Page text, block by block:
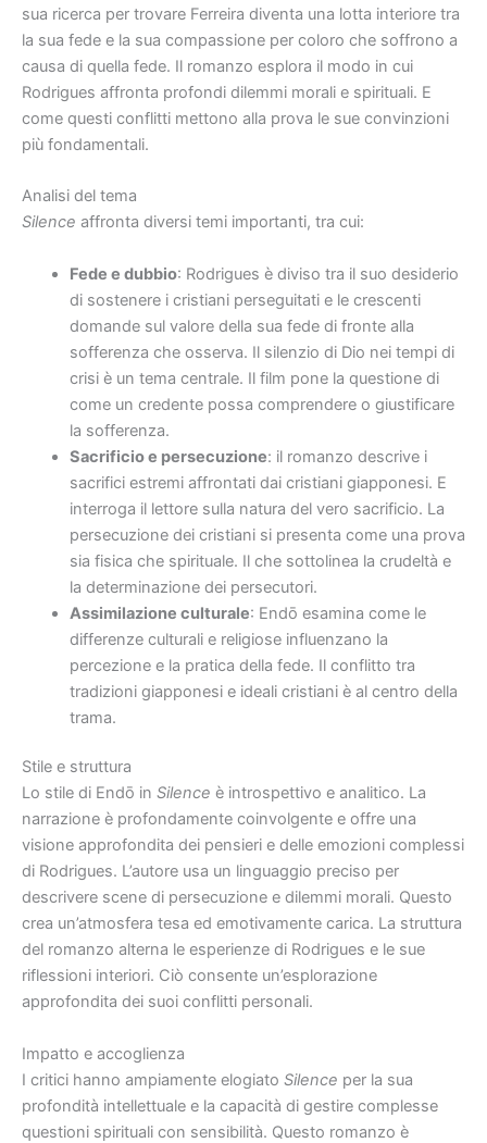
sua ricerca per trovare Ferreira diventa una lotta interiore tra
la sua fede e la sua compassione per coloro che soffrono a
causa di quella fede. Il romanzo esplora il modo in cui
Rodrigues affronta profondi dilemmi morali e spirituali. E
come questi conflitti mettono alla prova le sue convinzioni
più fondamentali.
Analisi del tema
Silence affronta diversi temi importanti, tra cui:
Fede e dubbio: Rodrigues è diviso tra il suo desiderio
di sostenere i cristiani perseguitati e le crescenti
domande sul valore della sua fede di fronte alla
sofferenza che osserva. Il silenzio di Dio nei tempi di
crisi è un tema centrale. Il film pone la questione di
come un credente possa comprendere o giustificare
la sofferenza.
Sacrificio e persecuzione: il romanzo descrive i
sacrifici estremi affrontati dai cristiani giapponesi. E
interroga il lettore sulla natura del vero sacrificio. La
persecuzione dei cristiani si presenta come una prova
sia fisica che spirituale. Il che sottolinea la crudeltà e
la determinazione dei persecutori.
Assimilazione culturale: Endō esamina come le
differenze culturali e religiose influenzano la
percezione e la pratica della fede. Il conflitto tra
tradizioni giapponesi e ideali cristiani è al centro della
trama.
Stile e struttura
Lo stile di Endō in Silence è introspettivo e analitico. La
narrazione è profondamente coinvolgente e offre una
visione approfondita dei pensieri e delle emozioni complessi
di Rodrigues. L’autore usa un linguaggio preciso per
descrivere scene di persecuzione e dilemmi morali. Questo
crea un’atmosfera tesa ed emotivamente carica. La struttura
del romanzo alterna le esperienze di Rodrigues e le sue
riflessioni interiori. Ciò consente un’esplorazione
approfondita dei suoi conflitti personali.
Impatto e accoglienza
I critici hanno ampiamente elogiato Silence per la sua
profondità intellettuale e la capacità di gestire complesse
questioni spirituali con sensibilità. Questo romanzo è